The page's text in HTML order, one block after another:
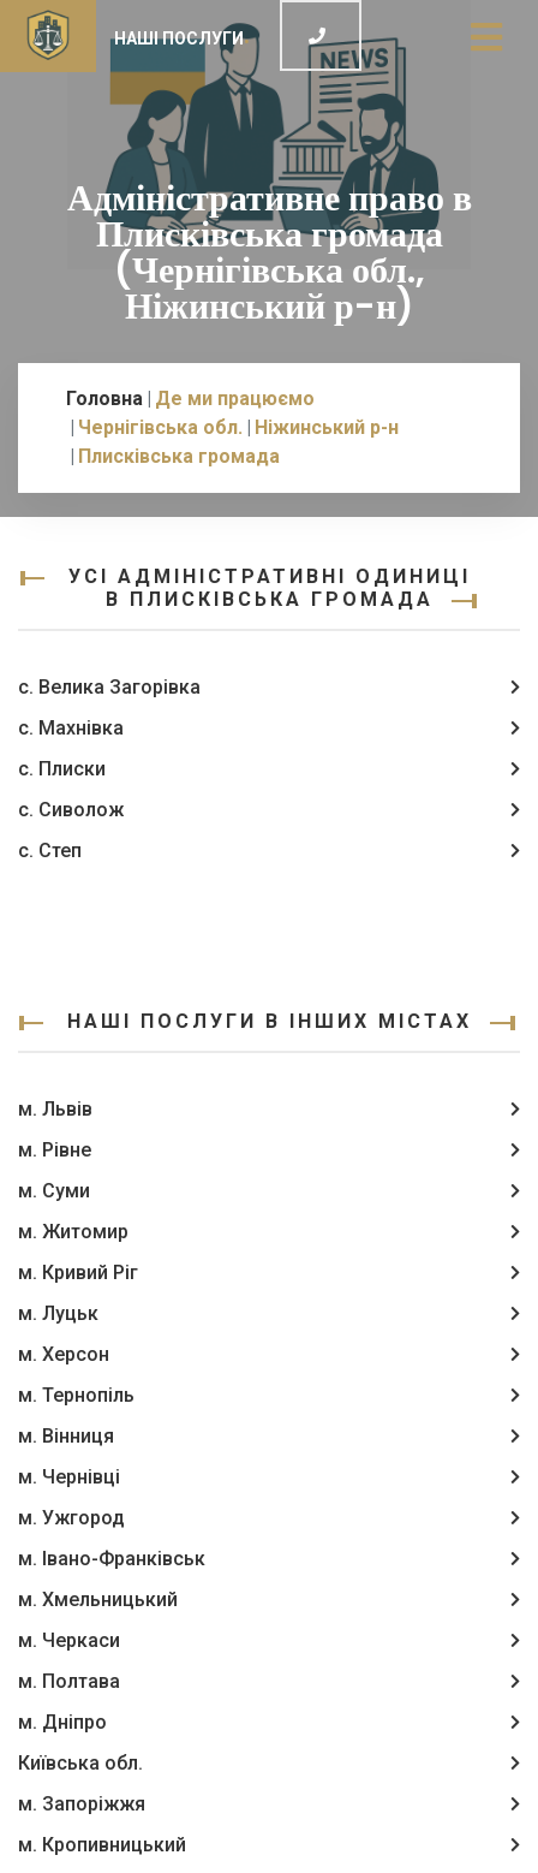
НАШІ ПОСЛУГИ
Адміністративне право в
Плисківська громада
(Чернігівська обл.,
Ніжинський р-н)
Головна Де ми працюємо
Чернігівська обл.
Ніжинський р-н
Плисківська громада
УСІ АДМІНІСТРАТИВНІ ОДИНИЦІ
В ПЛИСКІВСЬКА ГРОМАДА
с. Велика Загорівка
с. Махнівка
с. Плиски
с. Сиволож
с. Степ
НАШІ ПОСЛУГИ В ІНШИХ МІСТАХ
м. Львів
м. Рівне
м. Суми
м. Житомир
м. Кривий Ріг
м. Луцьк
м. Херсон
м. Тернопіль
м. Вінниця
м. Чернівці
м. Ужгород
м. Івано-Франківськ
м. Хмельницький
м. Черкаси
м. Полтава
м. Дніпро
Київська обл.
м. Запоріжжя
м. Кропивницький